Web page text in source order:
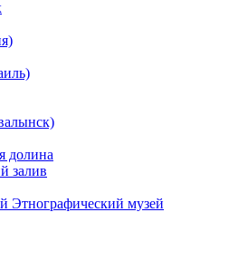
долина
залив
Этнографический музей